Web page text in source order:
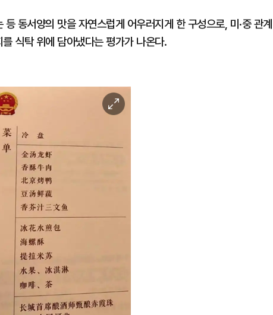
동서양의 맛을 자연스럽게 어우러지게 한 구성으로, 미·중 관계
식탁 위에 담아냈다는 평가가 나온다.
이
미